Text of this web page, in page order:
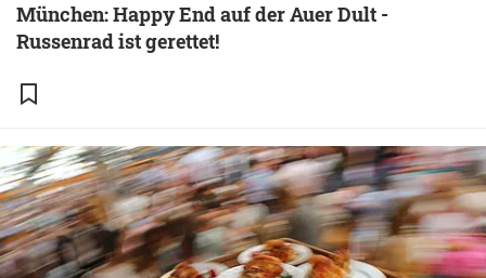
München: Happy End auf der Auer Dult -
Russenrad ist gerettet!